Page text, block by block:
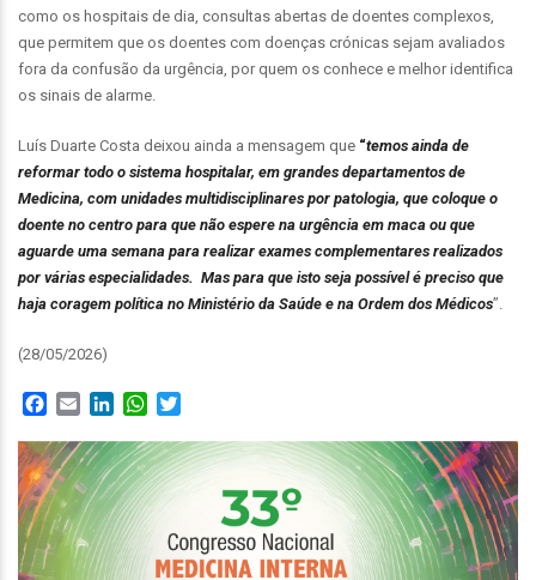
como os hospitais de dia, consultas abertas de doentes complexos,
que permitem que os doentes com doenças crónicas sejam avaliados
fora da confusão da urgência, por quem os conhece e melhor identifica
os sinais de alarme.
Luís Duarte Costa deixou ainda a mensagem que “temos ainda de
reformar todo o sistema hospitalar, em grandes departamentos de
Medicina, com unidades multidisciplinares por patologia, que coloque o
doente no centro para que não espere na urgência em maca ou que
aguarde uma semana para realizar exames complementares realizados
por várias especialidades. Mas para que isto seja possível é preciso que
haja coragem política no Ministério da Saúde e na Ordem dos Médicos”.
(28/05/2026)
Facebook
Email LinkedInWhatsApp